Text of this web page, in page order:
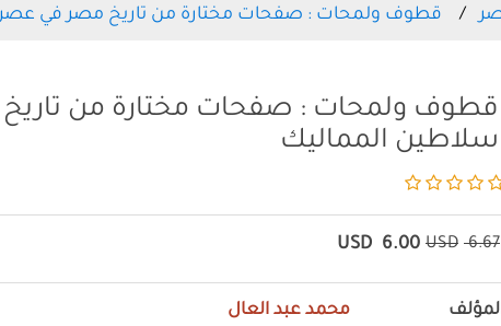
قطوف ولمحات : صفحات مختارة من تاريخ مصر في عصر
قطوف ولمحات : صفحات مختارة من
سلاطين المماليك
6.67
USD
6.00
USD
محمد عبد العال